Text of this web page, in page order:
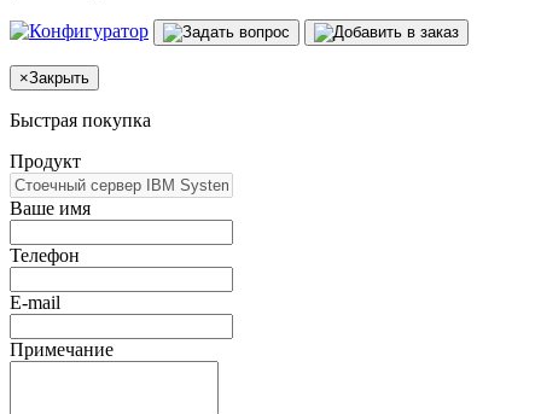
×Закрыть
Быстрая покупка
Продукт
Ваше имя
Телефон
E-mail
Примечание